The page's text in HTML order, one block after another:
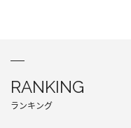
RANKING
ランキング